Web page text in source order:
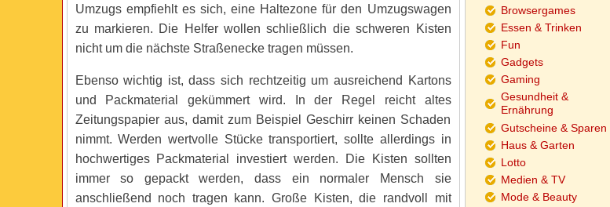
Umzugs empfiehlt es sich, eine Haltezone für den Umzugswagen
zu markieren. Die Helfer wollen schließlich die schweren Kisten
nicht um die nächste Straßenecke tragen müssen.
Ebenso wichtig ist, dass sich rechtzeitig um ausreichend Kartons
und Packmaterial gekümmert wird. In der Regel reicht altes
Zeitungspapier aus, damit zum Beispiel Geschirr keinen Schaden
nimmt. Werden wertvolle Stücke transportiert, sollte allerdings in
hochwertiges Packmaterial investiert werden. Die Kisten sollten
immer so gepackt werden, dass ein normaler Mensch sie
anschließend noch tragen kann. Große Kisten, die randvoll mit
Browsergames
Essen & Trinken
Fun
Gadgets
Gaming
Gesundheit &
Ernährung
Gutscheine & Sparen
Haus & Garten
Lotto
Medien & TV
Mode & Beauty